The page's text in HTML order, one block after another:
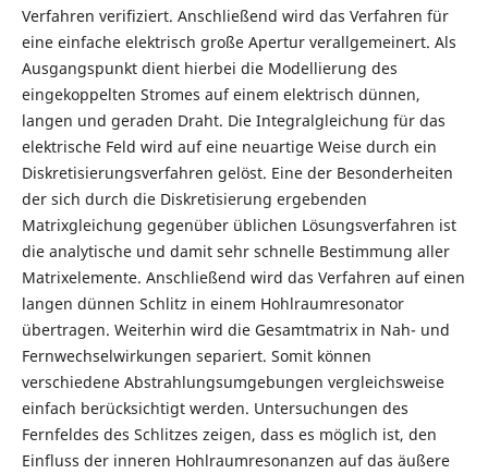
Verfahren verifiziert. Anschließend wird das Verfahren für
eine einfache elektrisch große Apertur verallgemeinert. Als
Ausgangspunkt dient hierbei die Modellierung des
eingekoppelten Stromes auf einem elektrisch dünnen,
langen und geraden Draht. Die Integralgleichung für das
elektrische Feld wird auf eine neuartige Weise durch ein
Diskretisierungsverfahren gelöst. Eine der Besonderheiten
der sich durch die Diskretisierung ergebenden
Matrixgleichung gegenüber üblichen Lösungsverfahren ist
die analytische und damit sehr schnelle Bestimmung aller
Matrixelemente. Anschließend wird das Verfahren auf einen
langen dünnen Schlitz in einem Hohlraumresonator
übertragen. Weiterhin wird die Gesamtmatrix in Nah- und
Fernwechselwirkungen separiert. Somit können
verschiedene Abstrahlungsumgebungen vergleichsweise
einfach berücksichtigt werden. Untersuchungen des
Fernfeldes des Schlitzes zeigen, dass es möglich ist, den
Einfluss der inneren Hohlraumresonanzen auf das äußere